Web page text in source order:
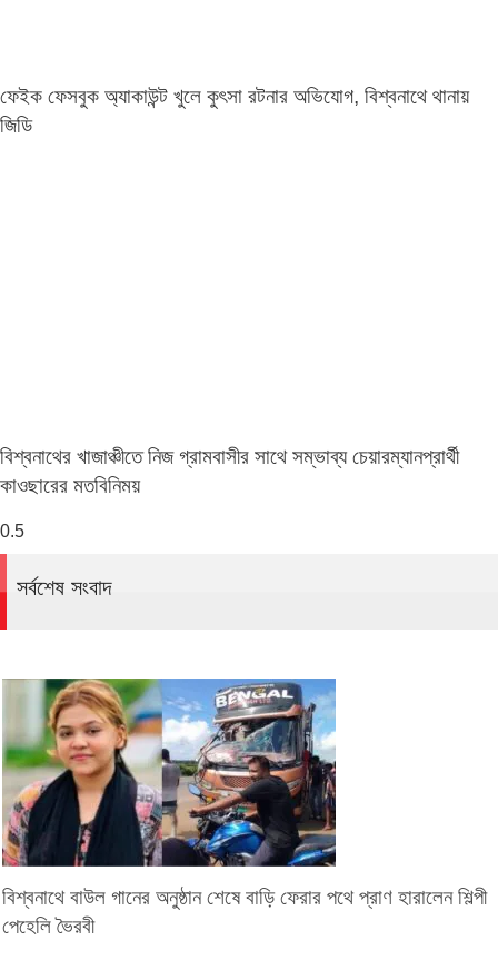
ফেইক ফেসবুক অ্যাকাউন্ট খুলে কুৎসা রটনার অভিযোগ, বিশ্বনাথে থানায়
জিডি
বিশ্বনাথের খাজাঞ্চীতে নিজ গ্রামবাসীর সাথে সম্ভাব্য চেয়ারম্যানপ্রার্থী
কাওছারের মতবিনিময়
সর্বশেষ সংবাদ
বিশ্বনাথে বাউল গানের অনুষ্ঠান শেষে বাড়ি ফেরার পথে প্রাণ হারালেন শিল্পী
পেহেলি ভৈরবী